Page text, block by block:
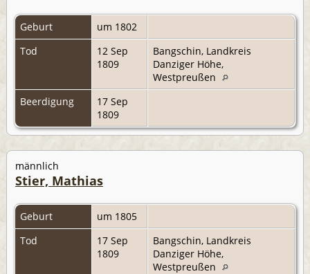
Geburt
um 1802
Tod
12 Sep
1809
Bangschin, Landkreis
Danziger Höhe,
Westpreußen
Beerdigung
17 Sep
1809
männlich
Stier, Mathias
Geburt
um 1805
Tod
17 Sep
1809
Bangschin, Landkreis
Danziger Höhe,
Westpreußen